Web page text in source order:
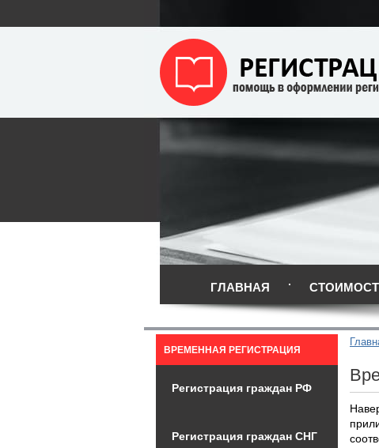
ГЛАВНАЯ
ВРЕМЕННАЯ РЕГИСТРАЦИЯ
Регистрация граждан РФ
Регистрация граждан СНГ